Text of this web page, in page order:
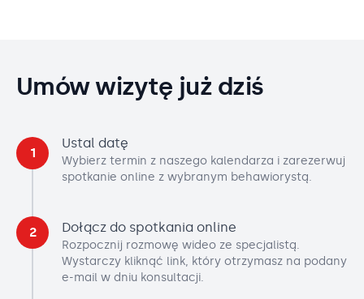
Umów wizytę już dziś
1
Ustal datę
Wybierz termin z naszego kalendarza i zarezerwuj
spotkanie online z wybranym behawiorystą.
2 Dołącz do spotkania online
Rozpocznij rozmowę wideo ze specjalistą.
Wystarczy kliknąć link, który otrzymasz na podany
e-mail w dniu konsultacji.